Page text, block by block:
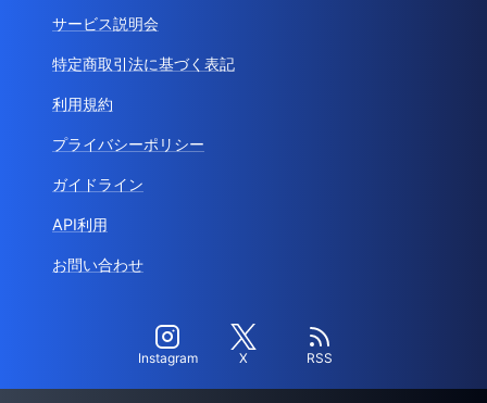
サービス説明会
特定商取引法に基づく表記
利用規約
プライバシーポリシー
ガイドライン
API利用
お問い合わせ
Instagram X RSS